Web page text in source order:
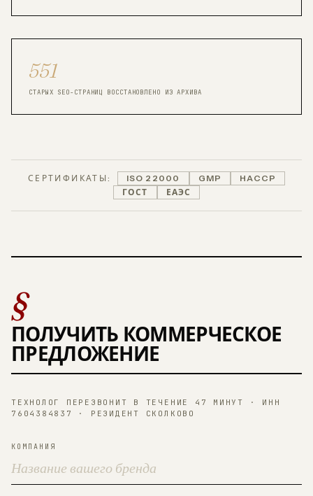
551
СТАРЫХ SEO-СТРАНИЦ ВОССТАНОВЛЕНО ИЗ АРХИВА
СЕРТИФИКАТЫ: ISO 22000 GMP
HACCP
ГОСТ
ЕАЭС
§
ПОЛУЧИТЬ КОММЕРЧЕСКОЕ
ПРЕДЛОЖЕНИЕ
ТЕХНОЛОГ ПЕРЕЗВОНИТ В ТЕЧЕНИЕ 47 МИНУТ · ИНН
7604384837 · РЕЗИДЕНТ СКОЛКОВО
КОМПАНИЯ